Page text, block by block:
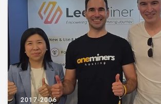
2017-2006